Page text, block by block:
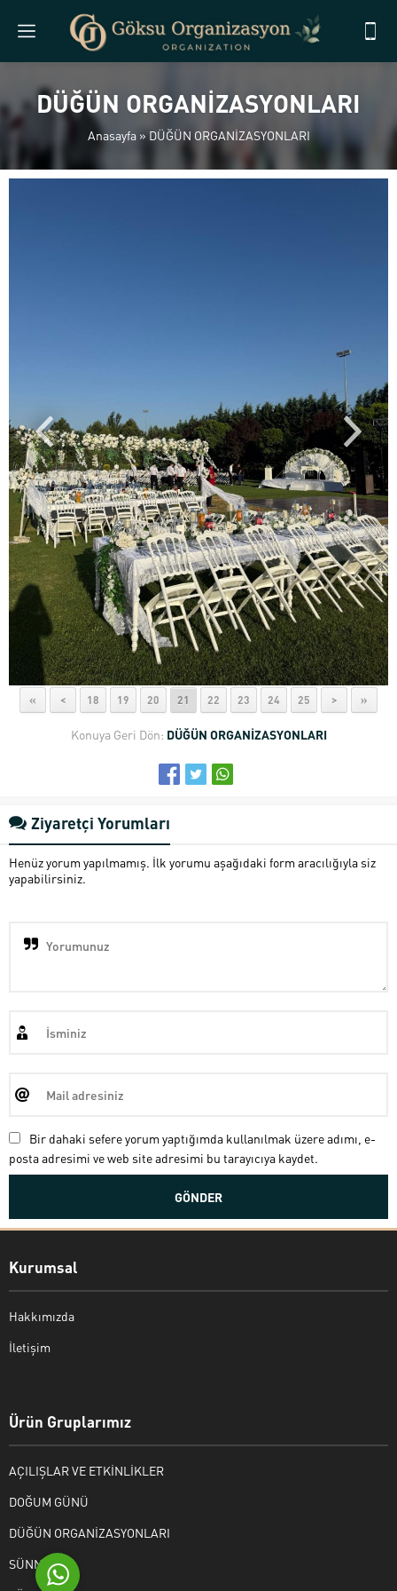
DÜĞÜN ORGANİZASYONLARI
Anasayfa»DÜĞÜN ORGANİZASYONLARI
« < 18 19 20 21 22 23 24 25 > »
Konuya Geri Dön: DÜĞÜN ORGANİZASYONLARI
Ziyaretçi Yorumları
Henüz yorum yapılmamış. İlk yorumu aşağıdaki form aracılığıyla siz
yapabilirsiniz.
Bir dahaki sefere yorum yaptığımda kullanılmak üzere adımı, e-
posta adresimi ve web site adresimi bu tarayıcıya kaydet.
Kurumsal
Hakkımızda
İletişim
Ürün Gruplarımız
AÇILIŞLAR VE ETKİNLİKLER
DOĞUM GÜNÜ
DÜĞÜN ORGANİZASYONLARI
SÜNNET